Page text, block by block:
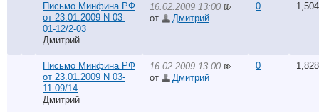
Письмо Минфина РФ
от 23.01.2009 N 03-
01-12/2-03
Дмитрий
16.02.2009 13:00
от
Дмитрий
0 1,504
Письмо Минфина РФ
от 23.01.2009 N 03-
11-09/14
Дмитрий
16.02.2009 13:00
от
Дмитрий
0 1,828